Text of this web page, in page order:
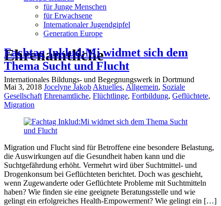
für Junge Menschen
für Erwachsene
Internationaler Jugendgipfel
Generation Europe
Ehrenamtliche
Internationales Bildungs- und Begegnungswerk in Dortmund
Fachtag Inklud:Mi widmet sich dem
Thema Sucht und Flucht
Mai 3, 2018 Jocelyne Jakob Aktuelles, Allgemein, Soziale
Gesellschaft Ehrenamtliche, Flüchtlinge, Fortbildung, Geflüchtete,
Migration
Migration und Flucht sind für Betroffene eine besondere Belastung,
die Auswirkungen auf die Gesundheit haben kann und die
Suchtgefährdung erhöht. Vermehrt wird über Suchtmittel- und
Drogenkonsum bei Geflüchteten berichtet. Doch was geschieht,
wenn Zugewanderte oder Geflüchtete Probleme mit Suchtmitteln
haben? Wie finden sie eine geeignete Beratungsstelle und wie
gelingt ein erfolgreiches Health-Empowerment? Wie gelingt ein […]